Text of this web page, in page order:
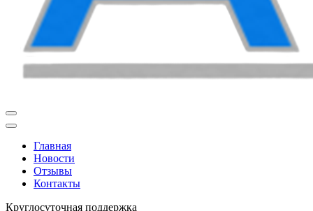
Главная
Новости
Отзывы
Контакты
Круглосуточная поддержка